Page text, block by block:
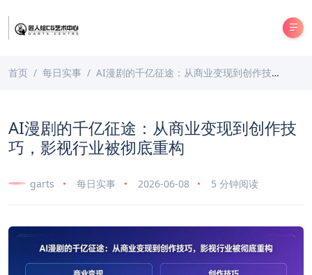
首页 每日实事 AI漫剧的千亿征途：从商业变现到创作技巧，影视行业被彻底重构
AI漫剧的千亿征途：从商业变现到创作技
巧，影视行业被彻底重构
garts 每日实事 2026-06-08 5 分钟阅读